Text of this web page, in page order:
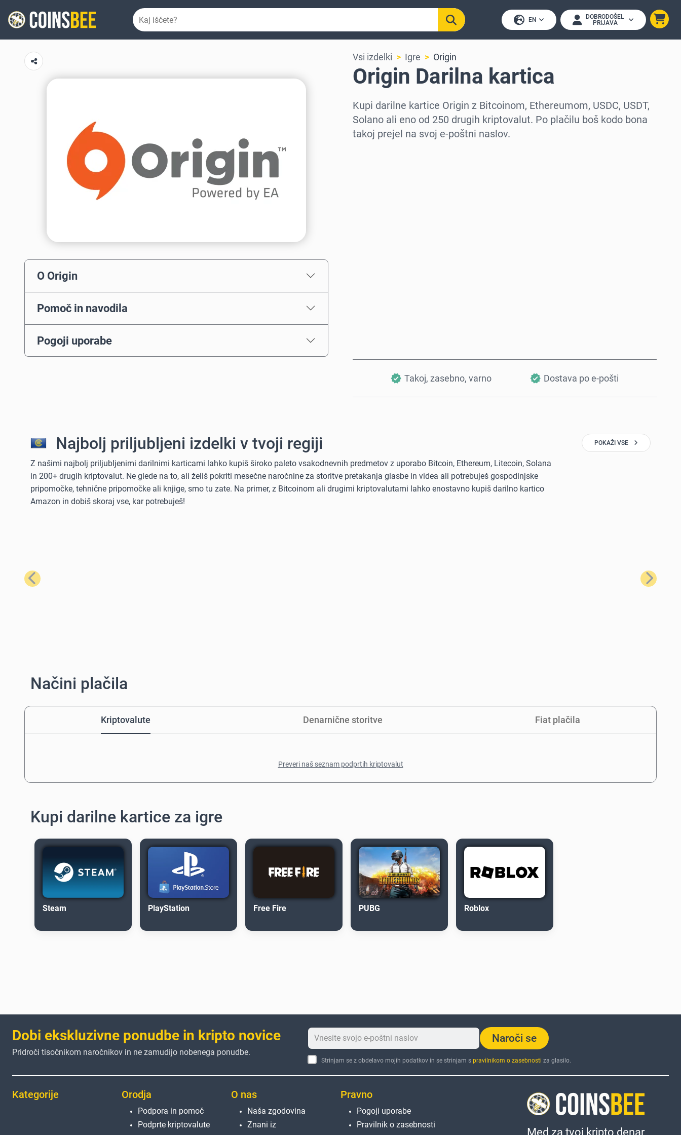
EN
DOBRODOŠEL
PRIJAVA
O Origin
Pomoč in navodila
Pogoji uporabe
Vsi izdelki Igre Origin
Origin Darilna kartica
Kupi darilne kartice Origin z Bitcoinom, Ethereumom, USDC, USDT,
Solano ali eno od 250 drugih kriptovalut. Po plačilu boš kodo bona
takoj prejel na svoj e-poštni naslov.
Takoj, zasebno, varno Dostava po e-pošti
Najbolj priljubljeni izdelki v tvoji regiji
Z našimi najbolj priljubljenimi darilnimi karticami lahko kupiš široko paleto vsakodnevnih predmetov z uporabo Bitcoin, Ethereum, Litecoin, Solana
in 200+ drugih kriptovalut. Ne glede na to, ali želiš pokriti mesečne naročnine za storitve pretakanja glasbe in videa ali potrebuješ gospodinjske
pripomočke, tehnične pripomočke ali knjige, smo tu zate. Na primer, z Bitcoinom ali drugimi kriptovalutami lahko enostavno kupiš darilno kartico
Amazon in dobiš skoraj vse, kar potrebuješ!
POKAŽI VSE
Prejšnji Naslednji
Načini plačila
Kriptovalute Denarnične storitve Fiat plačila
Preveri naš seznam podprtih kriptovalut
Kupi darilne kartice za igre
Steam PlayStation Free Fire PUBG Roblox
Dobi ekskluzivne ponudbe in kripto novice
Pridroči tisočnikom naročnikov in ne zamudijo nobenega ponudbe.
Naroči se
Strinjam se z obdelavo mojih podatkov in se strinjam s pravilnikom o zasebnosti za glasilo.
Kategorije Orodja
Podpora in pomoč
Podprte kriptovalute
O nas
Naša zgodovina
Znani iz
Pravno
Pogoji uporabe
Pravilnik o zasebnosti
Med za tvoj kripto denar